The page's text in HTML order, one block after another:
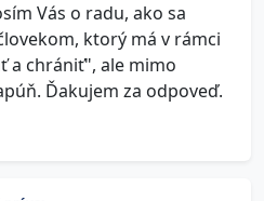
Vás o radu, ako sa
ktorý má v rámci
a chrániť", ale mimo
Ďakujem za odpoveď.